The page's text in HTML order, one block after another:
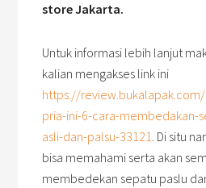
store Jakarta.
Untuk informasi lebih lanjut
kalian mengakses link ini
https://
pria-ini-6-cara-membedakan-
asli-dan-palsu-33121. Di situ
bisa memahami serta akan
membedekan sepatu paslu